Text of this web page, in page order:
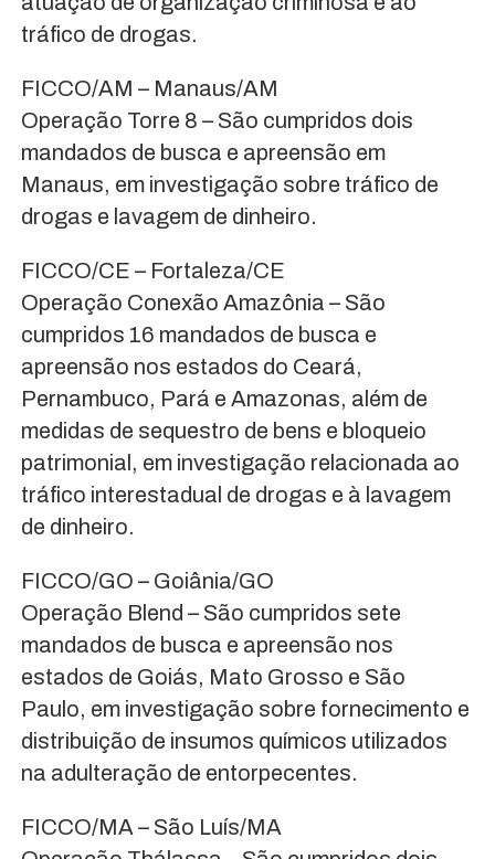
tráfico de drogas.
FICCO/AM – Manaus/AM
Operação Torre 8 – São cumpridos dois
mandados de busca e apreensão em
Manaus, em investigação sobre tráfico de
drogas e lavagem de dinheiro.
FICCO/CE – Fortaleza/CE
Operação Conexão Amazônia – São
cumpridos 16 mandados de busca e
apreensão nos estados do Ceará,
Pernambuco, Pará e Amazonas, além de
medidas de sequestro de bens e bloqueio
patrimonial, em investigação relacionada ao
tráfico interestadual de drogas e à lavagem
de dinheiro.
FICCO/GO – Goiânia/GO
Operação Blend – São cumpridos sete
mandados de busca e apreensão nos
estados de Goiás, Mato Grosso e São
Paulo, em investigação sobre fornecimento e
distribuição de insumos químicos utilizados
na adulteração de entorpecentes.
FICCO/MA – São Luís/MA